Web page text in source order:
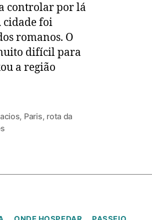
controlar por lá
cidade foi
romanos. O
difícil para
a região
, Paris, rota da